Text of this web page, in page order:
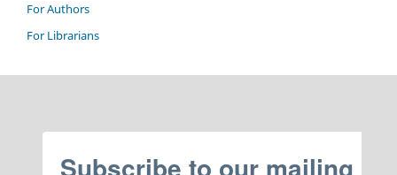
For Authors
For Librarians